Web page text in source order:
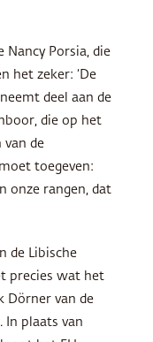
Nancy Porsia, die
het zeker: ‘De
deel aan de
die op het
van de
toegeven:
onze rangen, dat
de Libische
precies wat het
Dörner van de
In plaats van